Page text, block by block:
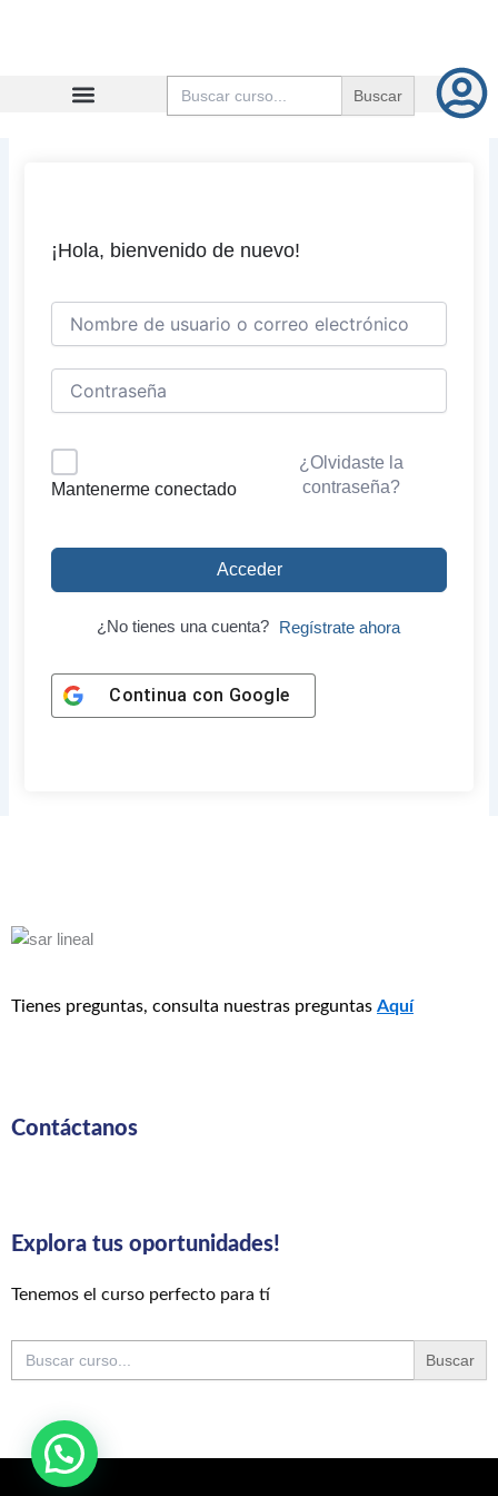
Buscar:
¡Hola, bienvenido de nuevo!
Mantenerme conectado
¿Olvidaste la
contraseña?
Acceder
¿No tienes una cuenta? Regístrate ahora
Continua con Google
Tienes preguntas, consulta nuestras preguntas Aquí
Contáctanos
Explora tus oportunidades!
Tenemos el curso perfecto para tí
Buscar: